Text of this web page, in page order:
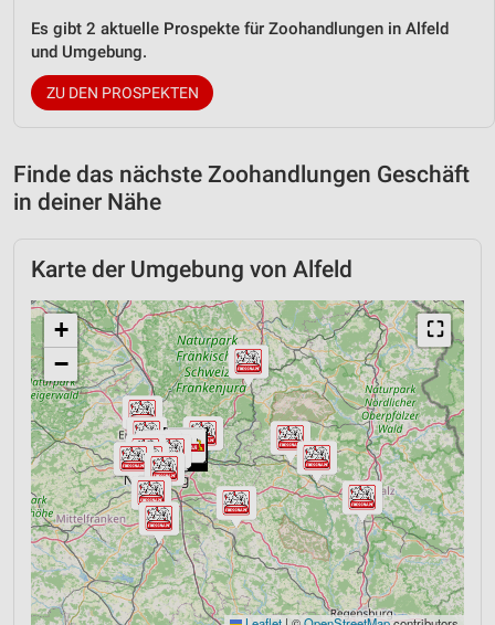
Es gibt 2 aktuelle Prospekte für Zoohandlungen in Alfeld
und Umgebung.
ZU DEN PROSPEKTEN
Finde das nächste Zoohandlungen Geschäft
in deiner Nähe
Karte der Umgebung von Alfeld
⛶
+
−